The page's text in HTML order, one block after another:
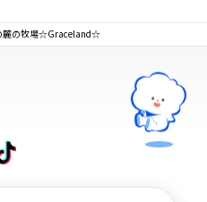
麓の牧場☆Graceland☆